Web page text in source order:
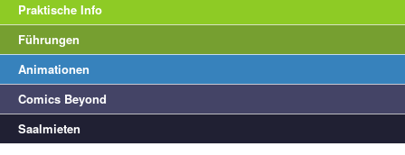
Praktische Info
Führungen
Animationen
Comics Beyond
Saalmieten